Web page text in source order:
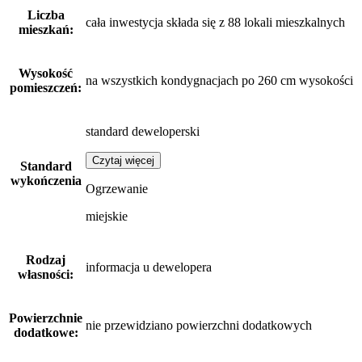
Liczba
mieszkań:
cała inwestycja składa się z 88 lokali mieszkalnych
Wysokość
pomieszczeń:
na wszystkich kondygnacjach po 260 cm wysokości
Standard
wykończenia
standard deweloperski
Czytaj więcej
Ogrzewanie
miejskie
Rodzaj
własności:
informacja u dewelopera
Powierzchnie
dodatkowe:
nie przewidziano powierzchni dodatkowych